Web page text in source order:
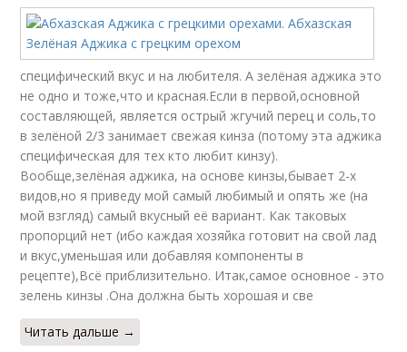
специфический вкус и на любителя. А зелёная аджика это
не одно и тоже,что и красная.Если в первой,основной
составляющей, является острый жгучий перец и соль,то
в зелёной 2/3 занимает свежая кинза (потому эта аджика
специфическая для тех кто любит кинзу).
Вообще,зелёная аджика, на основе кинзы,бывает 2-х
видов,но я приведу мой самый любимый и опять же (на
мой взгляд) самый вкусный её вариант. Как таковых
пропорций нет (ибо каждая хозяйка готовит на свой лад
и вкус,уменьшая или добавляя компоненты в
рецепте),Всё приблизительно. Итак,самое основное - это
зелень кинзы .Она должна быть хорошая и све
Читать дальше →